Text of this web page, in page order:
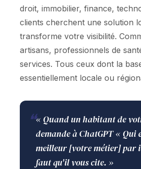
droit, immobilier, finance,
clients cherchent une solution
transforme votre visibilité.
artisans, professionnels de
services. Tous ceux dont la
essentiellement locale ou
❝« Quand un habitant de
demande à ChatGPT « Qui
meilleur [votre métier] par
faut qu'il vous cite. »